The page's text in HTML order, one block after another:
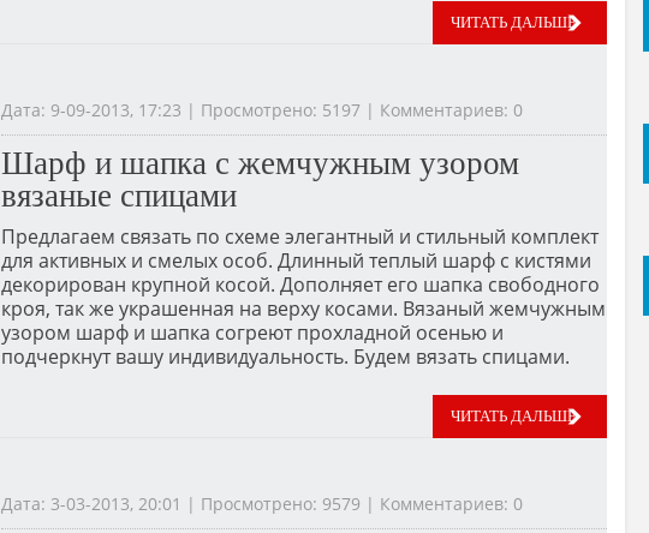
ЧИТАТЬ ДАЛЬШЕ
Дата: 9-09-2013, 17:23 | Просмотрено: 5197 | Комментариев: 0
Шарф и шапка с жемчужным узором
вязаные спицами
Предлагаем связать по схеме элегантный и стильный комплект
для активных и смелых особ. Длинный теплый шарф с кистями
декорирован крупной косой. Дополняет его шапка свободного
кроя, так же украшенная на верху косами. Вязаный жемчужным
узором шарф и шапка согреют прохладной осенью и
подчеркнут вашу индивидуальность. Будем вязать спицами.
ЧИТАТЬ ДАЛЬШЕ
Дата: 3-03-2013, 20:01 | Просмотрено: 9579 | Комментариев: 0